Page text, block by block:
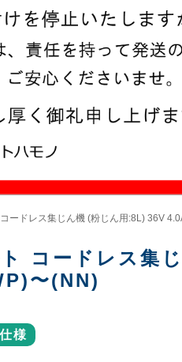
ードレス集じん機 (粉じん用:8L) 36V
コードレス集
〜(NN)
様